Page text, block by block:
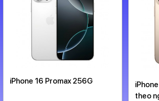
iPhone 16 Promax 256G
theo